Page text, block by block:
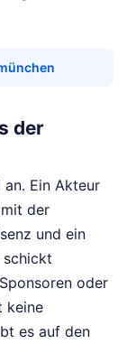
der
Ein Akteur
der
und ein
schickt
oder
keine
es auf den